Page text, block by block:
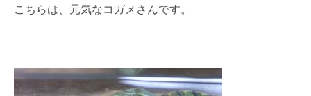
こちらは、元気なコガメさんです。